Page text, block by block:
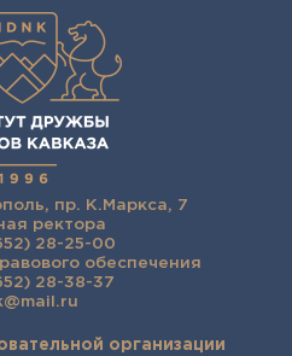
пр. К.Маркса, 7
ректора
28-25-00
обеспечения
28-38-37
организации